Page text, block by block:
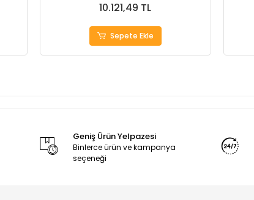
10.121,49 TL
Sepete Ekle
Geniş Ürün Yelpazesi
Binlerce ürün ve kampanya
seçeneği